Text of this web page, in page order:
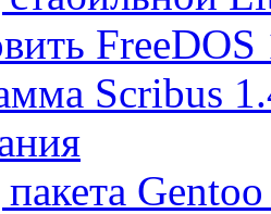
Scribus